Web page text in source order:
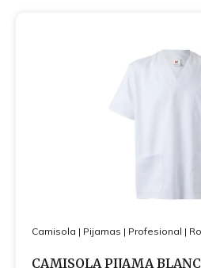
Camisola | Pijamas | Profesional |
CAMISOLA PIJAMA